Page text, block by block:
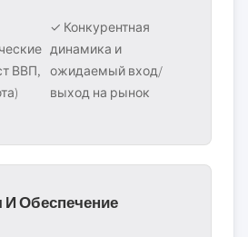
ВВП,
✓ Конкурентная
динамика и
ожидаемый вход/
выход на рынок
И Обеспечение